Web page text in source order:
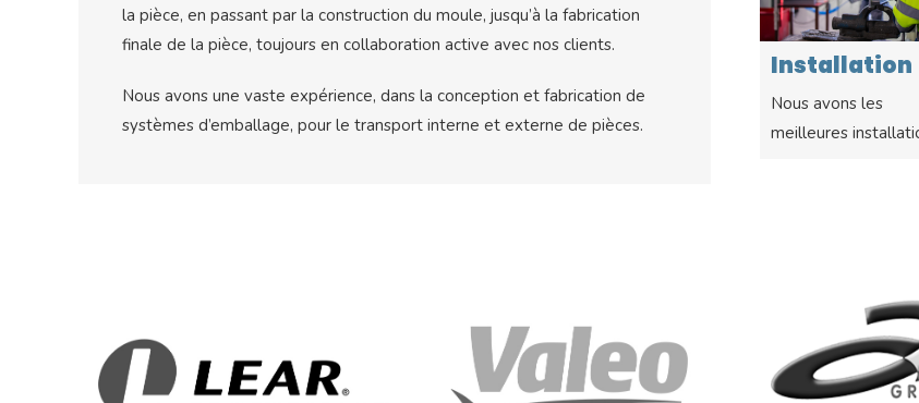
la pièce, en passant par la construction du moule, jusqu’à la fabrication
finale de la pièce, toujours en collaboration active avec nos clients.
Nous avons une vaste expérience, dans la conception et fabrication de
systèmes d’emballage, pour le transport interne et externe de pièces.
Sur quoi nos produits
sont-ils axés ?
Notre processus de
fabrication.
Nous avons les
meilleures installations.
Machinerie
Nos machines de
thermoformage.